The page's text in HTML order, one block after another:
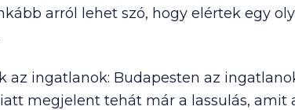
arról lehet szó, hogy elértek egy
az ingatlanok: Budapesten az
megjelent tehát már a lassulás, amit